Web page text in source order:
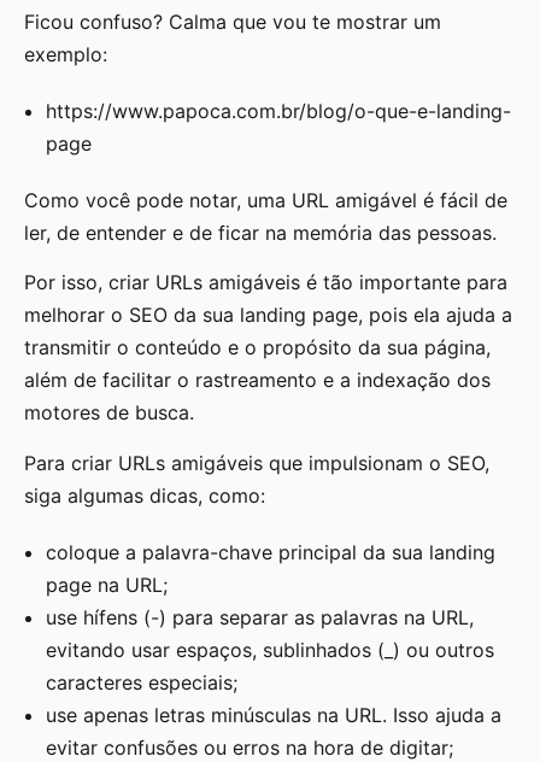
Ficou confuso? Calma que vou te mostrar um
exemplo:
https://www.papoca.com.br/blog/o-que-e-landing-
page
Como você pode notar, uma URL amigável é fácil de
ler, de entender e de ficar na memória das pessoas.
Por isso, criar URLs amigáveis é tão importante para
melhorar o SEO da sua landing page, pois ela ajuda a
transmitir o conteúdo e o propósito da sua página,
além de facilitar o rastreamento e a indexação dos
motores de busca.
Para criar URLs amigáveis que impulsionam o SEO,
siga algumas dicas, como:
coloque a palavra-chave principal da sua landing
page na URL;
use hífens (-) para separar as palavras na URL,
evitando usar espaços, sublinhados (_) ou outros
caracteres especiais;
use apenas letras minúsculas na URL. Isso ajuda a
evitar confusões ou erros na hora de digitar;